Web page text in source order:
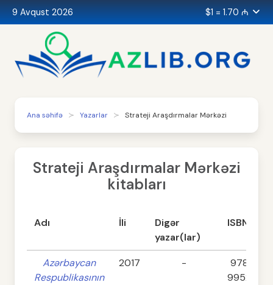
9 Avqust 2026 $1 = 1.70 ₼
Ana səhifə Yazarlar Strateji Araşdırmalar Mərkəzi
Strateji Araşdırmalar Mərkəzi
kitabları
Adı İli
Digər
yazar(lar)
ISBN
Azərbaycan
Respublikasının
2017 -
978-
9952-